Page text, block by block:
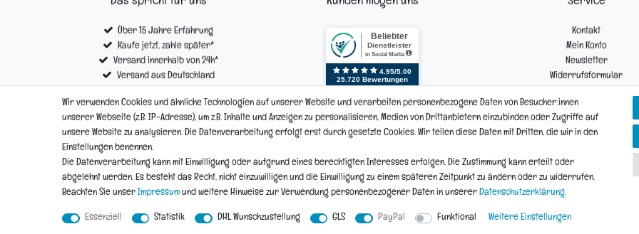
Das spricht für uns
Über 15 Jahre Erfahrung
Kaufe jetzt, zahle später*
Versand innerhalb von 24h*
Versand aus Deutschland
Kunden mögen uns Service
Kontakt
Mein Konto
Newsletter
Widerrufsformular
© Copyright 2026 | Alle Rechte vorbehalten.
Wir verwenden Cookies und ähnliche Technologien auf unserer Website und verarbeiten personenbezogene Daten von Besucher:innen
unserer Webseite (z.B. IP-Adresse), um z.B. Inhalte und Anzeigen zu personalisieren, Medien von Drittanbietern einzubinden oder Zugriffe auf
unsere Website zu analysieren. Die Datenverarbeitung erfolgt erst durch gesetzte Cookies. Wir teilen diese Daten mit Dritten, die wir in den
Einstellungen benennen.
Die Datenverarbeitung kann mit Einwilligung oder aufgrund eines berechtigten Interesses erfolgen. Die Zustimmung kann erteilt oder
abgelehnt werden. Es besteht das Recht, nicht einzuwilligen und die Einwilligung zu einem späteren Zeitpunkt zu ändern oder zu widerrufen.
Beachten Sie unser Impressum und weitere Hinweise zur Verwendung personenbezogener Daten in unserer Daten­schutz­erklärung.
Essenziell Statistik DHL Wunschzustellung GLS PayPal Funktional Weitere Einstellungen